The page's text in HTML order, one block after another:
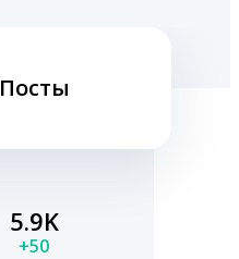
Посты
5.9K
+50